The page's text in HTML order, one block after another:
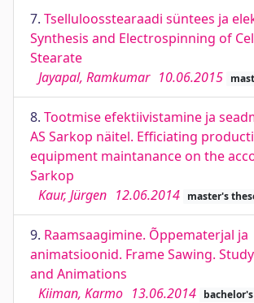
7. Tselluloosstearaadi süntees ja
Synthesis and Electrospinning of
Stearate
Jayapal, Ramkumar 10.06.2015
8. Tootmise efektiivistamine ja
AS Sarkop näitel. Efficiating
equipment maintanance on the
Sarkop
Kaur, Jürgen 12.06.2014 master's
9. Raamsaagimine. Õppematerjal ja
animatsioonid. Frame Sawing.
and Animations
Kiiman, Karmo 13.06.2014